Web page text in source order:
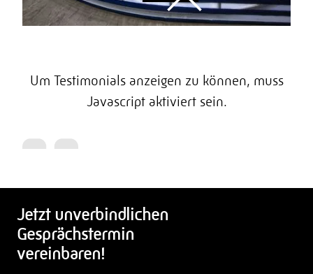
Um Testimonials anzeigen zu können, muss
Javascript aktiviert sein.
Jetzt unverbindlichen
Gesprächstermin
vereinbaren!